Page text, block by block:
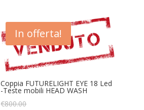
In offerta!
Coppia FUTURELIGHT EYE 18 Led
-Teste mobili HEAD WASH
€800.00